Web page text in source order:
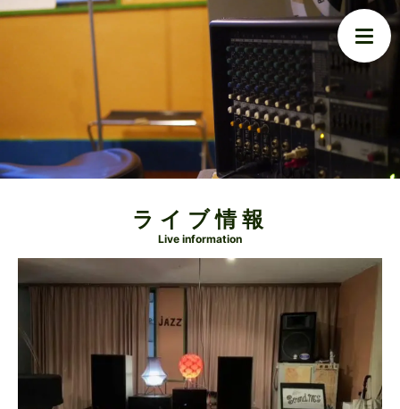
ライブ情報
Live information